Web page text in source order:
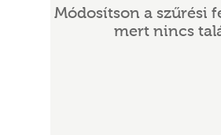
Módosítson a szűrési
mert nincs